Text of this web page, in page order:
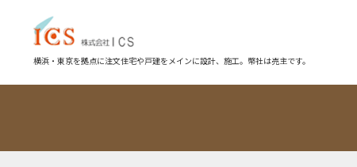
横浜・東京を拠点に注文住宅や戸建をメインに設計、施工。幣社は売主です。